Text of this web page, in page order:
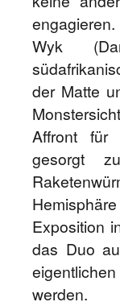
Wyk
der Matte
Affront für
gesorgt
Exposition
das Duo
werden.